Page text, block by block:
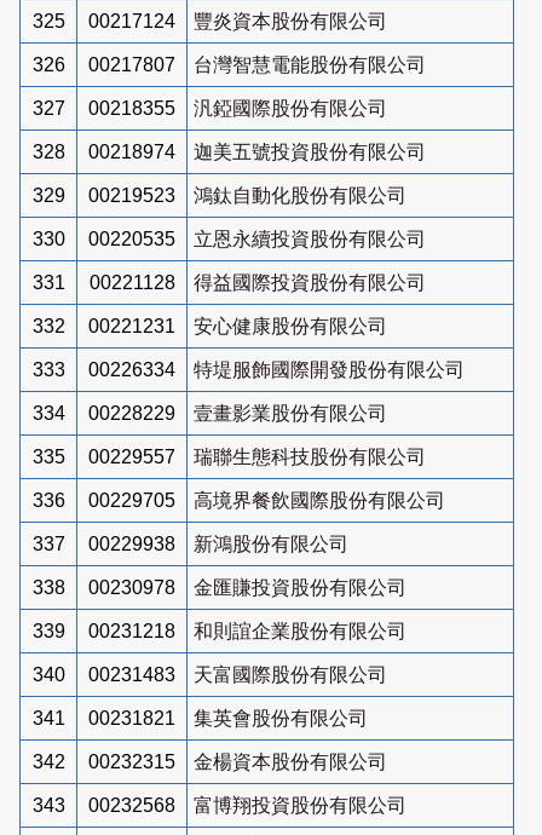
325 00217124 豐炎資本股份有限公司
326 00217807 台灣智慧電能股份有限公司
327 00218355 汎錏國際股份有限公司
328 00218974 迦美五號投資股份有限公司
329 00219523 鴻鈦自動化股份有限公司
330 00220535 立恩永續投資股份有限公司
331 00221128 得益國際投資股份有限公司
332 00221231 安心健康股份有限公司
333 00226334 特堤服飾國際開發股份有限公司
334 00228229 壹畫影業股份有限公司
335 00229557 瑞聯生態科技股份有限公司
336 00229705 高境界餐飲國際股份有限公司
337 00229938 新鴻股份有限公司
338 00230978 金匯賺投資股份有限公司
339 00231218 和則誼企業股份有限公司
340 00231483 天富國際股份有限公司
341 00231821 集英會股份有限公司
342 00232315 金楊資本股份有限公司
343 00232568 富博翔投資股份有限公司